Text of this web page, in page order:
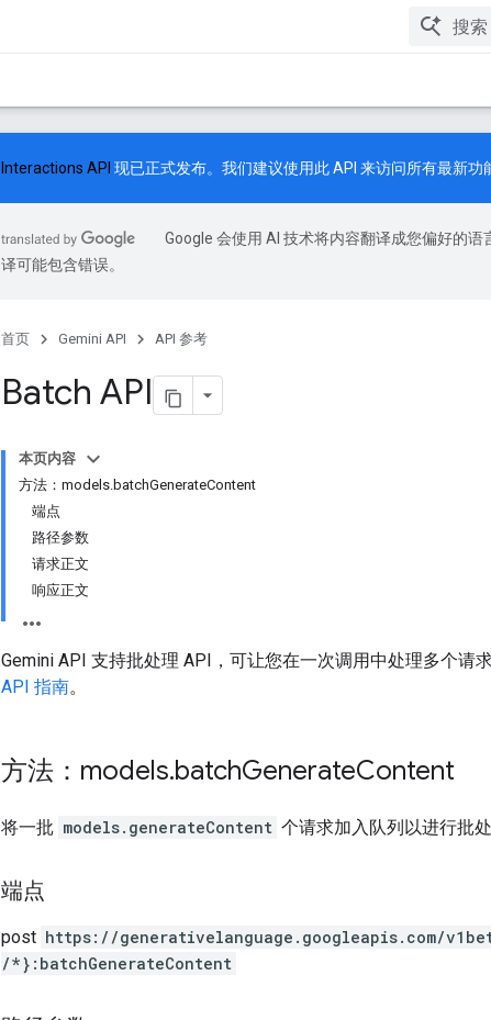
Interactions API 现已正式发布。我们建议使用此 API 来访问所有最新功
Google 会使用 AI 技术将内容翻译成您偏好的语
译可能包含错误。
首页 Gemini API API 参考
Batch API
本页内容
方法：models.batchGenerateContent
端点
路径参数
请求正文
响应正文
Gemini API 支持批处理 API，可让您在一次调用中处理多个请
API 指南。
方法：models.batchGenerateContent
将一批 models.generateContent 个请求加入队列以进行批处
端点
post https: / /generativelanguage.googleapis.com/
/*}:batchGenerateContent